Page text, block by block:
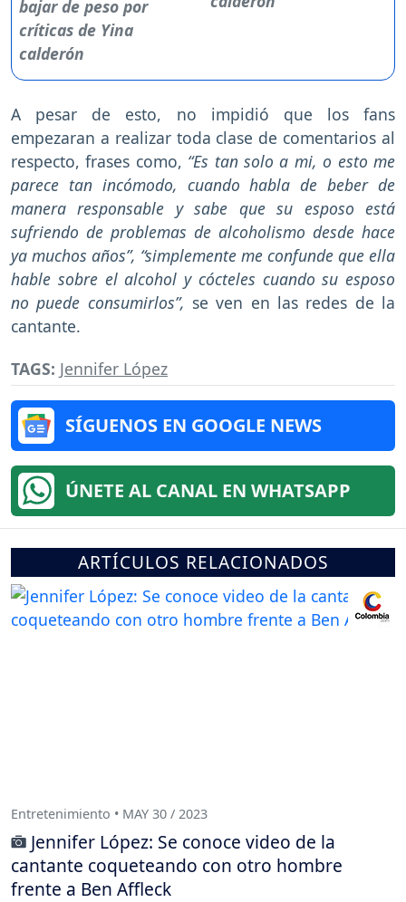
A pesar de esto, no impidió que los fans
empezaran a realizar toda clase de comentarios al
respecto, frases como, “Es tan solo a mi, o esto me
parece tan incómodo, cuando habla de beber de
manera responsable y sabe que su esposo está
sufriendo de problemas de alcoholismo desde hace
ya muchos años”, “simplemente me confunde que ella
hable sobre el alcohol y cócteles cuando su esposo
no puede consumirlos”, se ven en las redes de la
cantante.
TAGS: Jennifer López
SÍGUENOS EN GOOGLE NEWS
ÚNETE AL CANAL EN WHATSAPP
ARTÍCULOS RELACIONADOS
Entretenimiento • MAY 30 / 2023
Jennifer López: Se conoce video de la
cantante coqueteando con otro hombre
frente a Ben Affleck